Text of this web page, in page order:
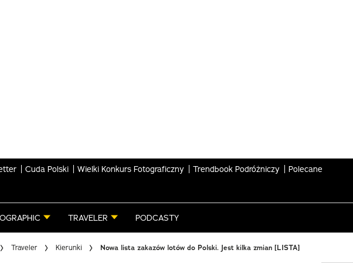
Cuda Polski Wielki Konkurs Fotograficzny Trendbook Podróżniczy Polecane
TRAVELER PODCASTY
Traveler Kierunki Nowa lista zakazów lotów do Polski. Jest kilka zmian [LISTA]